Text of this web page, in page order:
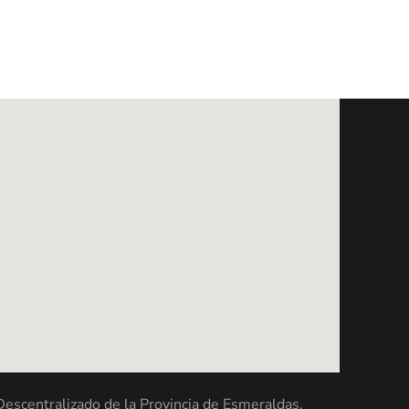
de la Provincia de Esmeraldas.